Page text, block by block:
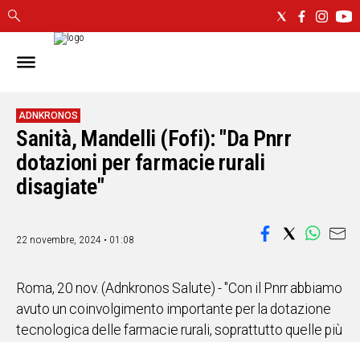
IN
CAGLIARI
SASSARI
NUORO
ORISTANO
SULCIS
OGLIASTRA
ALTRE
NOTIZIE
ADNKRONOS
Sanità, Mandelli (Fofi): "Da Pnrr
dotazioni per farmacie rurali
disagiate"
22 novembre, 2024 • 01:08
Roma, 20 nov. (Adnkronos Salute) - "Con il Pnrr abbiamo
avuto un coinvolgimento importante per la dotazione
tecnologica delle farmacie rurali, soprattutto quelle più